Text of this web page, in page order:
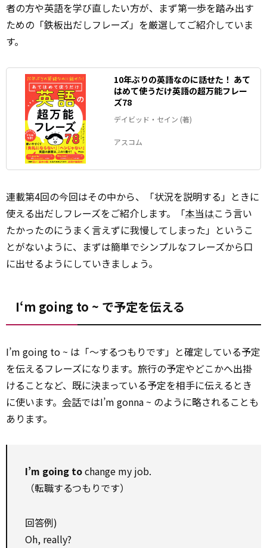
者の方や英語を学び直したい方が、まず第一歩を踏み出す
ための「鉄板出だしフレーズ」を厳選してご紹介していま
す。
10年ぶりの英語なのに話せた！ あて
はめて使うだけ英語の超万能フレー
ズ78
デイビッド・セイン (著)
アスコム
連載第4回の今回はその中から、「状況を説明する」ときに
使える出だしフレーズをご紹介します。「本当はこう言い
たかったのにうまく言えずに我慢してしまった」というこ
とがないように、まずは簡単でシンプルなフレーズから口
に出せるようにしていきましょう。
I‘m going to ~ で予定を伝える
I’m going to ~ は「〜するつもりです」と確定している予定
を伝えるフレーズになります。旅行の予定やどこかへ出掛
けることなど、既に決まっている予定を相手に伝えるとき
に使います。 会話ではI’m gonna ~ のように略されることも
あります。
I’m going tochange my job.
（転職するつもりです）
回答例)
Oh, really?